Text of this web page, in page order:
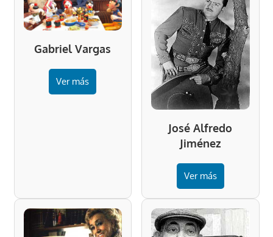
Gabriel Vargas
Ver más
José Alfredo
Jiménez
Ver más